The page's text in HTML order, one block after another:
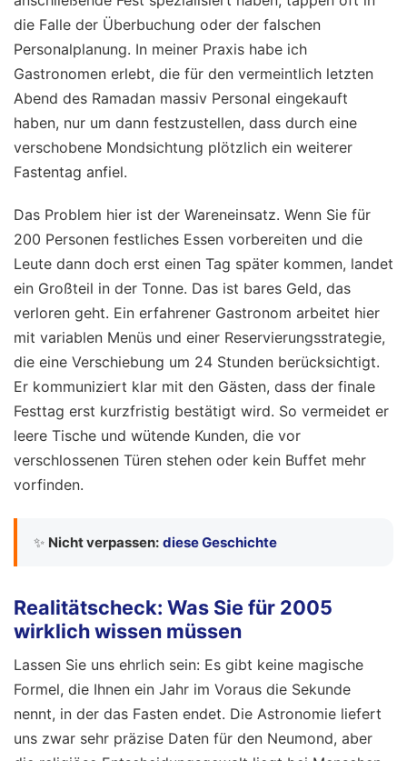
die Falle der Überbuchung oder der falschen
Personalplanung. In meiner Praxis habe ich
Gastronomen erlebt, die für den vermeintlich letzten
Abend des Ramadan massiv Personal eingekauft
haben, nur um dann festzustellen, dass durch eine
verschobene Mondsichtung plötzlich ein weiterer
Fastentag anfiel.
Das Problem hier ist der Wareneinsatz. Wenn Sie für
200 Personen festliches Essen vorbereiten und die
Leute dann doch erst einen Tag später kommen, landet
ein Großteil in der Tonne. Das ist bares Geld, das
verloren geht. Ein erfahrener Gastronom arbeitet hier
mit variablen Menüs und einer Reservierungsstrategie,
die eine Verschiebung um 24 Stunden berücksichtigt.
Er kommuniziert klar mit den Gästen, dass der finale
Festtag erst kurzfristig bestätigt wird. So vermeidet er
leere Tische und wütende Kunden, die vor
verschlossenen Türen stehen oder kein Buffet mehr
vorfinden.
✨ Nicht verpassen: diese Geschichte
Realitätscheck: Was Sie für 2005
wirklich wissen müssen
Lassen Sie uns ehrlich sein: Es gibt keine magische
Formel, die Ihnen ein Jahr im Voraus die Sekunde
nennt, in der das Fasten endet. Die Astronomie liefert
uns zwar sehr präzise Daten für den Neumond, aber